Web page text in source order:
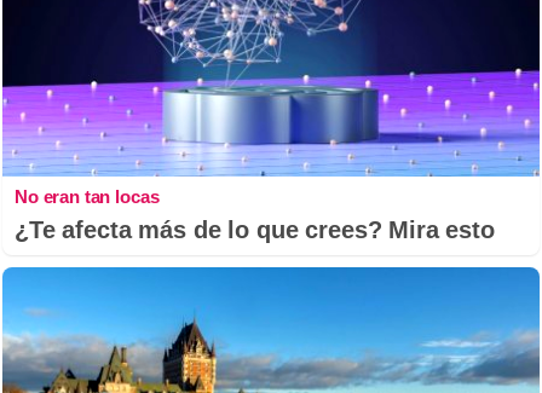
No eran tan locas
¿Te afecta más de lo que crees? Mira esto